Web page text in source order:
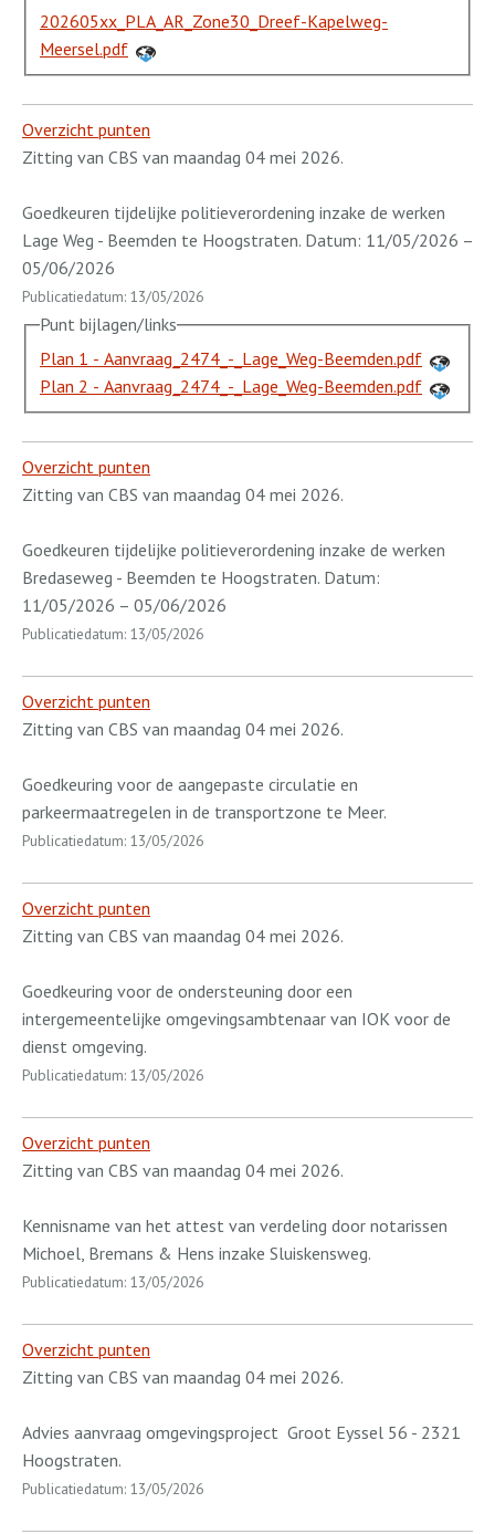
202605xx_PLA_AR_Zone30_Dreef-Kapelweg-
Meersel.pdf
Overzicht punten
Zitting van CBS van maandag 04 mei 2026.
Goedkeuren tijdelijke politieverordening inzake de werken
Lage Weg - Beemden te Hoogstraten. Datum: 11/05/2026 –
05/06/2026
Publicatiedatum: 13/05/2026
Punt bijlagen/links
Plan 1 - Aanvraag_2474_-_Lage_Weg-Beemden.pdf
Plan 2 - Aanvraag_2474_-_Lage_Weg-Beemden.pdf
Overzicht punten
Zitting van CBS van maandag 04 mei 2026.
Goedkeuren tijdelijke politieverordening inzake de werken
Bredaseweg - Beemden te Hoogstraten. Datum:
11/05/2026 – 05/06/2026
Publicatiedatum: 13/05/2026
Overzicht punten
Zitting van CBS van maandag 04 mei 2026.
Goedkeuring voor de aangepaste circulatie en
parkeermaatregelen in de transportzone te Meer.
Publicatiedatum: 13/05/2026
Overzicht punten
Zitting van CBS van maandag 04 mei 2026.
Goedkeuring voor de ondersteuning door een
intergemeentelijke omgevingsambtenaar van IOK voor de
dienst omgeving.
Publicatiedatum: 13/05/2026
Overzicht punten
Zitting van CBS van maandag 04 mei 2026.
Kennisname van het attest van verdeling door notarissen
Michoel, Bremans & Hens inzake Sluiskensweg.
Publicatiedatum: 13/05/2026
Overzicht punten
Zitting van CBS van maandag 04 mei 2026.
Advies aanvraag omgevingsproject Groot Eyssel 56 - 2321
Hoogstraten.
Publicatiedatum: 13/05/2026